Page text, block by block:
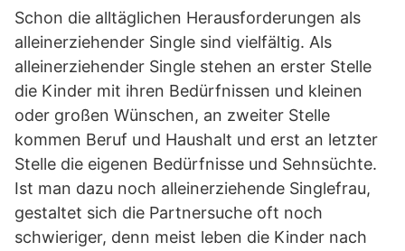
Schon die alltäglichen Herausforderungen als
alleinerziehender Single sind vielfältig. Als
alleinerziehender Single stehen an erster Stelle
die Kinder mit ihren Bedürfnissen und kleinen
oder großen Wünschen, an zweiter Stelle
kommen Beruf und Haushalt und erst an letzter
Stelle die eigenen Bedürfnisse und Sehnsüchte.
Ist man dazu noch alleinerziehende Singlefrau,
gestaltet sich die Partnersuche oft noch
schwieriger, denn meist leben die Kinder nach